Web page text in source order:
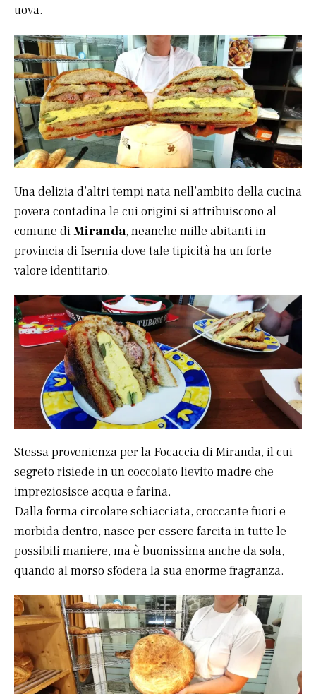
uova.
Una delizia d’altri tempi nata nell’ambito della cucina
povera contadina le cui origini si attribuiscono al
comune diMiranda, neanche mille abitanti in
provincia di Isernia dove tale tipicità ha un forte
valore identitario.
Stessa provenienza per la Focaccia di Miranda, il cui
segreto risiede in un coccolato lievito madre che
impreziosisce acqua e farina.
Dalla forma circolare schiacciata, croccante fuori e
morbida dentro, nasce per essere farcita in tutte le
possibili maniere, ma è buonissima anche da sola,
quando al morso sfodera la sua enorme fragranza.